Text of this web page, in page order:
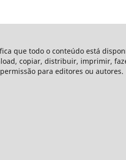
que todo o conteúdo está
copiar, distribuir, imprimir,
para editores ou autores.